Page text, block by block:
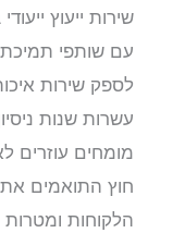
שירות ייעוץ
עם שותפי תמיכת
לספק שירות
עשרות שנות
מומחים עוזרים
חוץ התואמים
הלקוחות